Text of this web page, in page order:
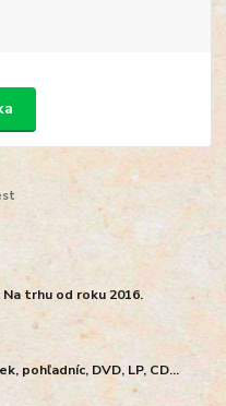
trhu od roku 2016.
pohľadníc, DVD, LP, CD...